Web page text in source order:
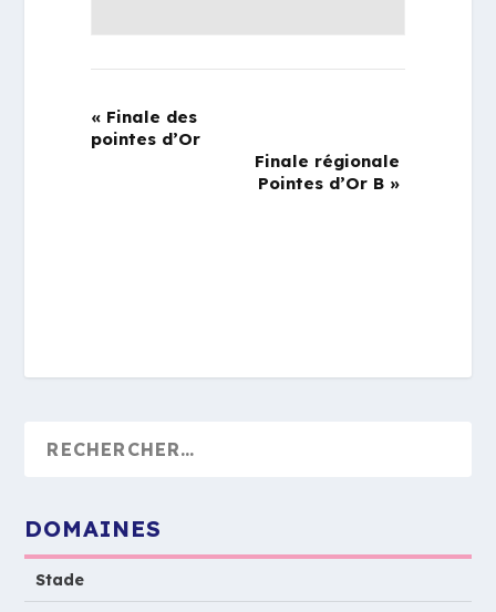
« Finale des
pointes d’Or
Finale régionale
Pointes d’Or B »
DOMAINES
Stade